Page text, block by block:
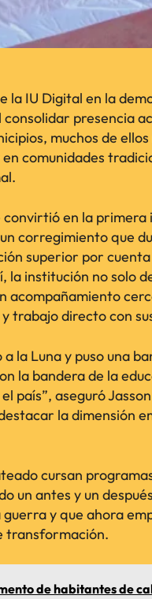
la IU Digital en la
presencia
muchos de
comunidades
convirtió en la primera
corregimiento que
superior por
la institución no solo
acompañamiento
trabajo directo con
la Luna y puso una
la bandera de la
país”, aseguró
la dimensión
cursan
un antes y un
y que ahora
transformación.
de habitantes de